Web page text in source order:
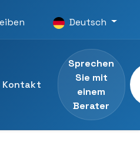
Deutsch
Kontakt
Sprechen
Sie mit
einem
Berater